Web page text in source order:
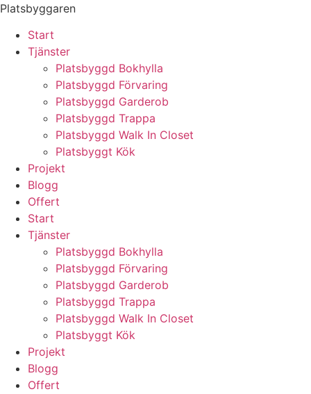
Skip
content
Platsbyggaren
Start
Tjänster
Platsbyggd Bokhylla
Platsbyggd Förvaring
Platsbyggd Garderob
Platsbyggd Trappa
Platsbyggd Walk In Closet
Platsbyggt Kök
Projekt
Blogg
Offert
Start
Tjänster
Platsbyggd Bokhylla
Platsbyggd Förvaring
Platsbyggd Garderob
Platsbyggd Trappa
Platsbyggd Walk In Closet
Platsbyggt Kök
Projekt
Blogg
Offert